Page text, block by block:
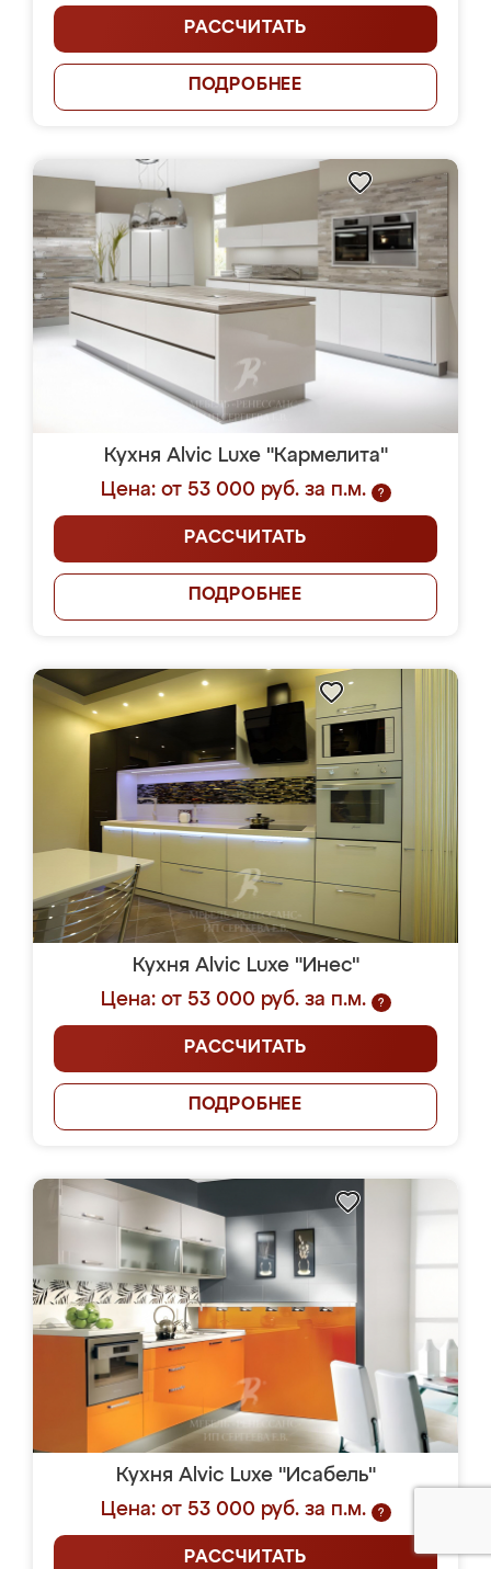
РАССЧИТАТЬ
ПОДРОБНЕЕ
Кухня Alvic Luxe "Кармелита"
Цена: от 53 000 руб. за п.м.
?
РАССЧИТАТЬ
ПОДРОБНЕЕ
Кухня Alvic Luxe "Инес"
Цена: от 53 000 руб. за п.м.
?
РАССЧИТАТЬ
ПОДРОБНЕЕ
Кухня Alvic Luxe "Исабель"
Цена: от 53 000 руб. за п.м.
?
РАССЧИТАТЬ